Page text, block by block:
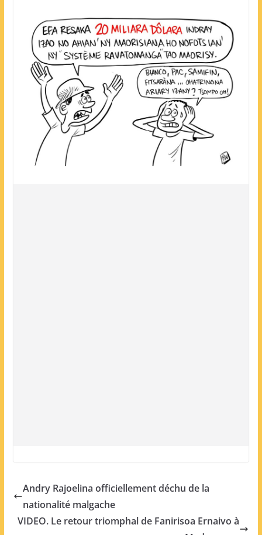
Andry Rajoelina officiellement déchu de la
nationalité malgache
VIDEO. Le retour triomphal de Fanirisoa Ernaivo à